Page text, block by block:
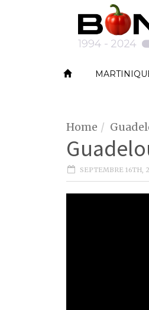
Home
SEPTEMBRE 16TH,